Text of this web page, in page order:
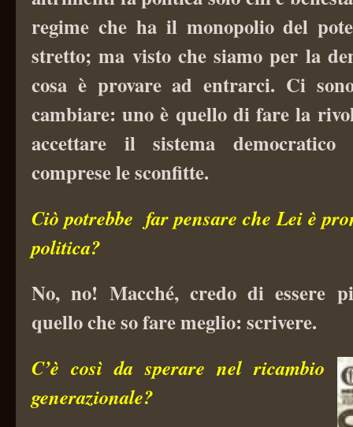
regime che ha il monopolio del
stretto; ma visto che siamo per la
cosa è provare ad entrarci. Ci
cambiare: uno è quello di fare la
accettare il sistema
comprese le sconfitte.
Ciò potrebbe far pensare che Lei è
politica?
No, no! Macché, credo di essere
quello che so fare meglio: scrivere.
C’è così da sperare nel ricambio
generazionale?